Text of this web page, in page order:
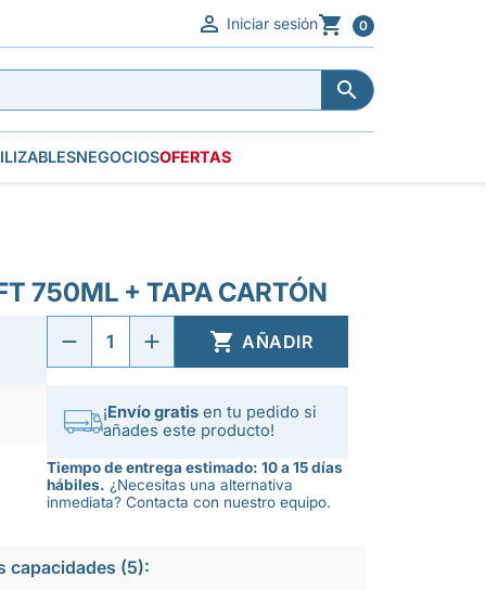
 Iniciar sesión 0


NEGOCIOSOFERTAS
750ML + TAPA CARTÓN
 AÑADIR
¡Envío gratisen tu pedido si
añades este producto!
Tiempo de entrega estimado: 10 a 15 días
hábiles. ¿Necesitas una alternativa
inmediata? Contacta con nuestro equipo.
capacidades (5):